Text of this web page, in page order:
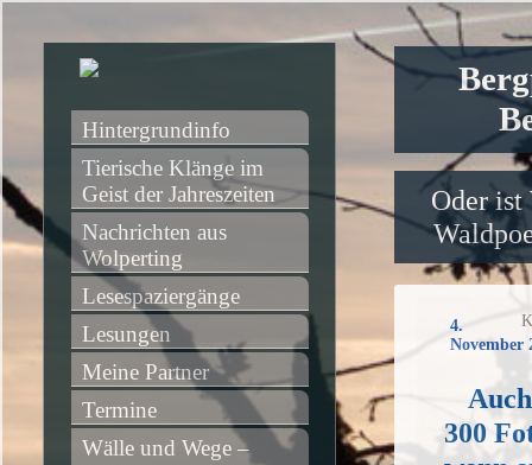
Oder ist
4.
November
300
Hintergrundinfo
Tierische Klänge im
Geist der Jahreszeiten
Nachrichten aus
Wolperting
Lesespaziergänge
Lesungen
Meine Partner
Termine
Wälle und Wege –